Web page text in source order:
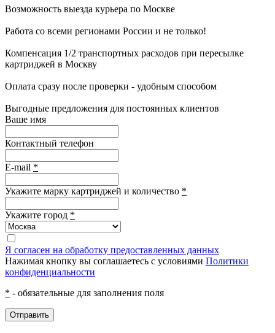
Возможность выезда курьера по Москве
Работа со всеми регионами России и не только!
Компенсация 1/2 транспортных расходов при пересылке
картриджей в Москву
Оплата сразу после проверки - удобным способом
Выгодные предложения для постоянных клиентов
Ваше имя
Контактный телефон
E-mail *
Укажите марку картриджей и количество *
Укажите город *
Я согласен на обработку предоставленных данных
Нажимая кнопку вы соглашаетесь с условиями Политики
конфиденциальности
* - обязательные для заполнения поля
Отправить